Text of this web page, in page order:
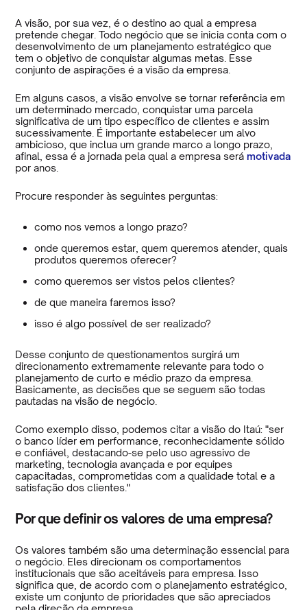
A visão, por sua vez, é o destino ao qual a empresa
pretende chegar. Todo negócio que se inicia conta com o
desenvolvimento de um planejamento estratégico que
tem o objetivo de conquistar algumas metas. Esse
conjunto de aspirações é a visão da empresa.
Em alguns casos, a visão envolve se tornar referência em
um determinado mercado, conquistar uma parcela
significativa de um tipo específico de clientes e assim
sucessivamente. É importante estabelecer um alvo
ambicioso, que inclua um grande marco a longo prazo,
afinal, essa é a jornada pela qual a empresa será motivada
por anos.
Procure responder às seguintes perguntas:
como nos vemos a longo prazo?
onde queremos estar, quem queremos atender, quais
produtos queremos oferecer?
como queremos ser vistos pelos clientes?
de que maneira faremos isso?
isso é algo possível de ser realizado?
Desse conjunto de questionamentos surgirá um
direcionamento extremamente relevante para todo o
planejamento de curto e médio prazo da empresa.
Basicamente, as decisões que se seguem são todas
pautadas na visão de negócio.
Como exemplo disso, podemos citar a visão do Itaú: "ser
o banco líder em performance, reconhecidamente sólido
e confiável, destacando-se pelo uso agressivo de
marketing, tecnologia avançada e por equipes
capacitadas, comprometidas com a qualidade total e a
satisfação dos clientes."
Por que definir os valores de uma empresa?
Os valores também são uma determinação essencial para
o negócio. Eles direcionam os comportamentos
institucionais que são aceitáveis para empresa. Isso
significa que, de acordo com o planejamento estratégico,
existe um conjunto de prioridades que são apreciados